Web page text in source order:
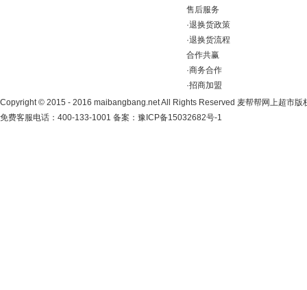
售后服务
·退换货政策
·退换货流程
合作共赢
·商务合作
·招商加盟
Copyright© 2015 - 2016 maibangbang.net All Rights Reserved 麦帮帮网上超市版
免费客服电话：400-133-1001 备案： 豫ICP备15032682号-1